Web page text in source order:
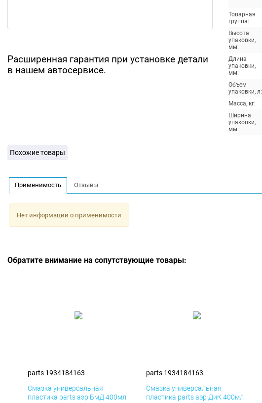
Расширенная гарантия при установке детали
в нашем автосервисе.
Товарная
группа:
Высота
упаковки,
мм:
Длина
упаковки,
мм:
Объем
упаковки, л:
Масса, кг:
Ширина
упаковки,
мм:
Похожие товары
Применимость Отзывы
Нет информации о применимости
Обратите внимание на сопутствующие товары:
parts 1934184163
Смазка универсальная
пластика parts аэр БмД 400мл
parts 1934184163
Смазка универсальная
пластика parts аэр ДиК 400мл